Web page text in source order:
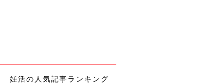
妊活の人気記事ランキング